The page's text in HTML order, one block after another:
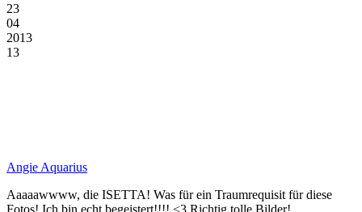
23
04
2013
13
Angie Aquarius
Aaaaawwww, die ISETTA! Was für ein Traumrequisit für diese
Fotos! Ich bin echt begeistert!!!! <3 Richtig tolle Bilder!